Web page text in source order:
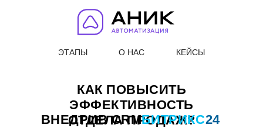
КЕЙСЫ
О НАС
ЭТАПЫ
КАК ПОВЫСИТЬ
ЭФФЕКТИВНОСТЬ
ОТДЕЛА ПРОДАЖ?
БИТРИКС24
ВНЕДРИВ CRM